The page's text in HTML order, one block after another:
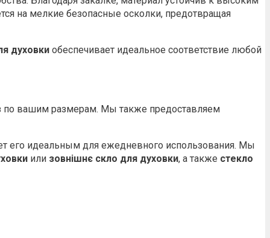
на мелкие безопасные осколки, предотвращая
духовки обеспечивает идеальное соответствие любой
по вашим размерам. Мы также предоставляем
его идеальным для ежедневного использования. Мы
или зовнішнє скло для духовки, а также стекло